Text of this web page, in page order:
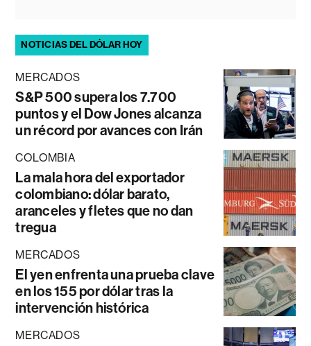
NOTICIAS DEL DÓLAR HOY
MERCADOS
S&P 500 supera los 7.700
puntos y el Dow Jones alcanza
un récord por avances con Irán
COLOMBIA
La mala hora del exportador
colombiano: dólar barato,
aranceles y fletes que no dan
tregua
MERCADOS
El yen enfrenta una prueba clave
en los 155 por dólar tras la
intervención histórica
MERCADOS